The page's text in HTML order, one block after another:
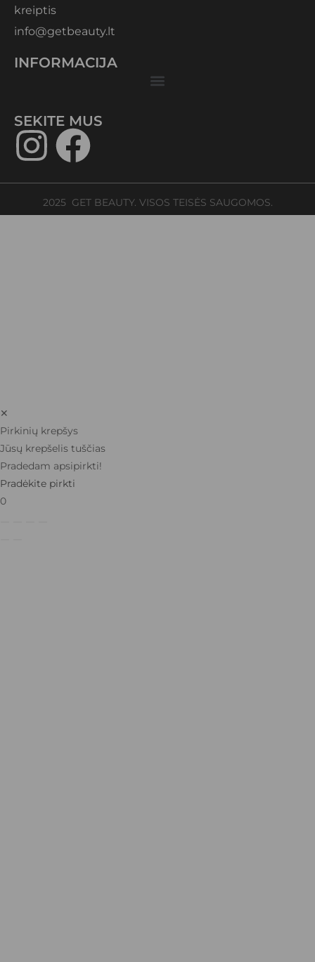
kreiptis
info@getbeauty.lt
INFORMACIJA
SEKITE MUS​
2025 GET BEAUTY. VISOS TEISĖS SAUGOMOS.
✕
Pirkinių krepšys
Jūsų krepšelis tuščias
Pradedam apsipirkti!
Pradėkite pirkti
0